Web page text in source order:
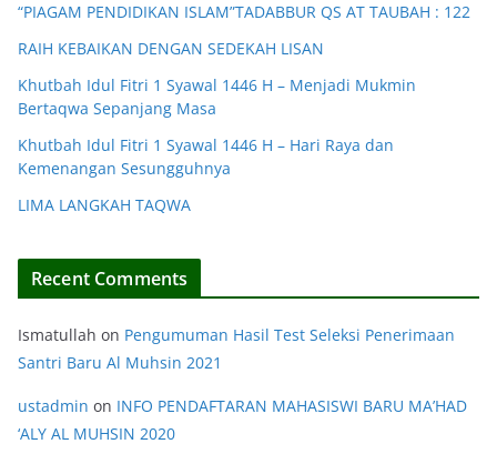
“PIAGAM PENDIDIKAN ISLAM”TADABBUR QS AT TAUBAH : 122
RAIH KEBAIKAN DENGAN SEDEKAH LISAN
Khutbah Idul Fitri 1 Syawal 1446 H – Menjadi Mukmin
Bertaqwa Sepanjang Masa
Khutbah Idul Fitri 1 Syawal 1446 H – Hari Raya dan
Kemenangan Sesungguhnya
LIMA LANGKAH TAQWA
Recent Comments
Ismatullah on Pengumuman Hasil Test Seleksi Penerimaan
Santri Baru Al Muhsin 2021
ustadmin on INFO PENDAFTARAN MAHASISWI BARU MA’HAD
‘ALY AL MUHSIN 2020